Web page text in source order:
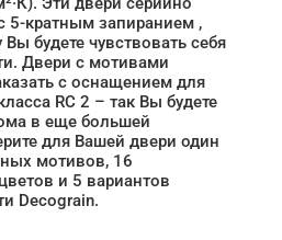
кратным запиранием ,
будете чувствовать себя
Двери с мотивами
с оснащением для
RC 2 – так Вы будете
в еще большей
для Вашей двери один
мотивов, 16
и 5 вариантов
Decograin.